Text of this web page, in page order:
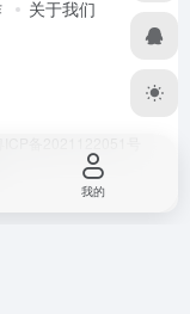
关于我们
我的